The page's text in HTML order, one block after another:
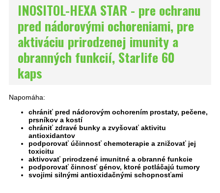
INOSITOL-HEXA STAR - pre ochranu
pred nádorovými ochoreniami, pre
aktiváciu prirodzenej imunity a
obranných funkcií, Starlife 60
kaps
Napomáha:
chrániť pred nádorovým ochorením prostaty, pečene,
prsníkov a kostí
chrániť zdravé bunky a zvyšovať aktivitu
antioxidantov
podporovať účinnosť chemoterapie a znižovať jej
toxicitu
aktivovať prirodzené imunitné a obranné funkcie
podporovať činnosť génov, ktoré potláčajú tumory
svojimi silnými antioxidačnými schopnosťami